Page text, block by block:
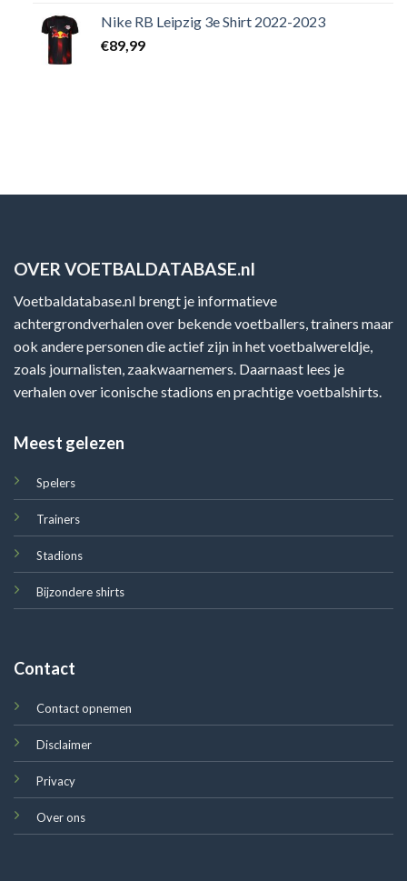
Nike RB Leipzig 3e Shirt 2022-2023
€89,99
OVER VOETBALDATABASE.nl
Voetbaldatabase.nl brengt je informatieve
achtergrondverhalen over bekende voetballers, trainers maar
ook andere personen die actief zijn in het voetbalwereldje,
zoals journalisten, zaakwaarnemers. Daarnaast lees je
verhalen over iconische stadions en prachtige voetbalshirts.
Meest gelezen
Spelers
Trainers
Stadions
Bijzondere shirts
Contact
Contact opnemen
Disclaimer
Privacy
Over ons